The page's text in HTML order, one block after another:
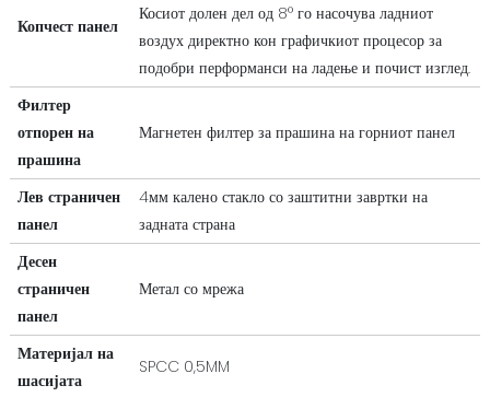
Копчест панел
Косиот долен дел од 8° го насочува ладниот
воздух директно кон графичкиот процесор за
подобри перформанси на ладење и почист изглед.
Филтер
отпорен на
прашина
Магнетен филтер за прашина на горниот панел
Лев страничен
панел
4мм калено стакло со заштитни завртки на
задната страна
Десен
страничен
панел
Метал со мрежа
Материјал на
шасијата
SPCC 0,5MM